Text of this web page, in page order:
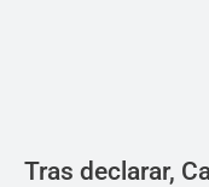
Tras declarar,